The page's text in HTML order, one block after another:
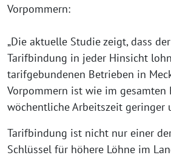
Vorpommern:
„Die aktuelle Studie zeigt, dass
Tarifbindung in jeder Hinsicht
tarifgebundenen Betrieben in
Vorpommern ist wie im gesamten
wöchentliche Arbeitszeit geringer
Tarifbindung ist nicht nur einer
Schlüssel für höhere Löhne im